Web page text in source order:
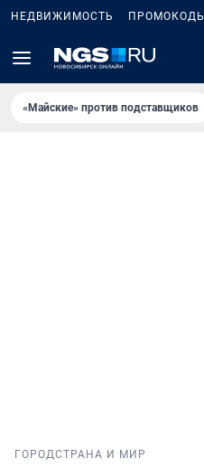
НЕДВИЖИМОСТЬ ПРОМОКОДЫ
«Майские» против подставщиков
ГОРОДСТРАНА И МИР